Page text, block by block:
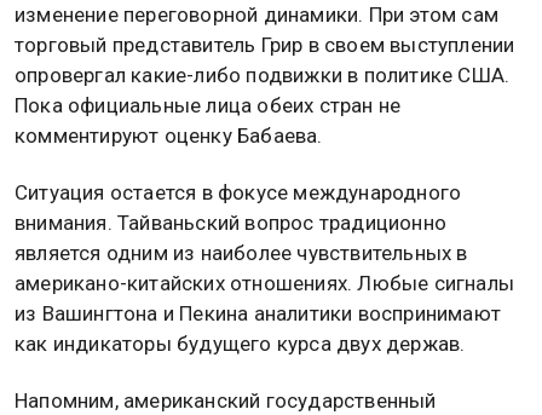
изменение переговорной динамики. При этом сам
торговый представитель Грир в своем выступлении
опровергал какие-либо подвижки в политике США.
Пока официальные лица обеих стран не
комментируют оценку Бабаева.
Ситуация остается в фокусе международного
внимания. Тайваньский вопрос традиционно
является одним из наиболее чувствительных в
американо-китайских отношениях. Любые сигналы
из Вашингтона и Пекина аналитики воспринимают
как индикаторы будущего курса двух держав.
Напомним, американский государственный